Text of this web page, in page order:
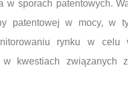
w sporach patentowych.
patentowej w mocy, w
rynku w celu
w kwestiach związanych